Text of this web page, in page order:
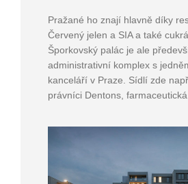
Pražané ho znají hlavně díky
Červený jelen a SIA a také
Šporkovský palác je ale
administrativní komplex s
kanceláří v Praze. Sídlí zde
právníci Dentons,